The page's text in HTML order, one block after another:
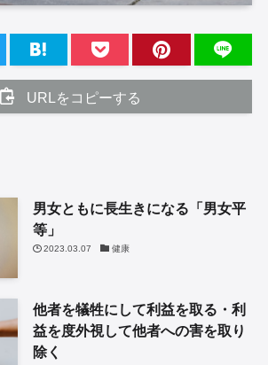
URLをコピーする
男女ともに長生きになる「男女平
等」
2023.03.07 健康
他者を犠牲にして利益を取る・利
益を度外視して他者への害を取り
除く